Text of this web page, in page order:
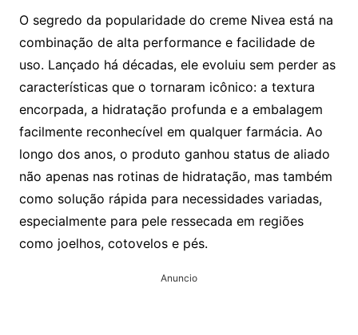
O segredo da popularidade do creme Nivea está na
combinação de alta performance e facilidade de
uso. Lançado há décadas, ele evoluiu sem perder as
características que o tornaram icônico: a textura
encorpada, a hidratação profunda e a embalagem
facilmente reconhecível em qualquer farmácia. Ao
longo dos anos, o produto ganhou status de aliado
não apenas nas rotinas de hidratação, mas também
como solução rápida para necessidades variadas,
especialmente para pele ressecada em regiões
como joelhos, cotovelos e pés.
Anuncio